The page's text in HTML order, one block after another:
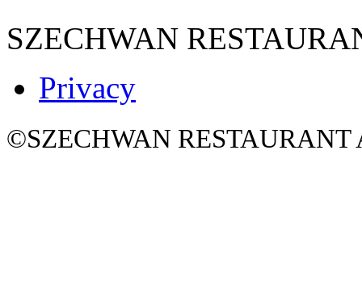
SZECHWAN
Privacy
©SZECHWAN RESTAURANT